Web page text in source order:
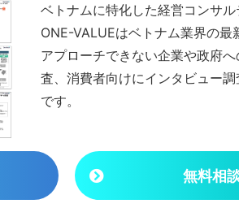
ベトナムに特化した経営コンサ
ONE-VALUEはベトナム業界の最
アプローチできない企業や政府
査、消費者向けにインタビュー
です。
無料相